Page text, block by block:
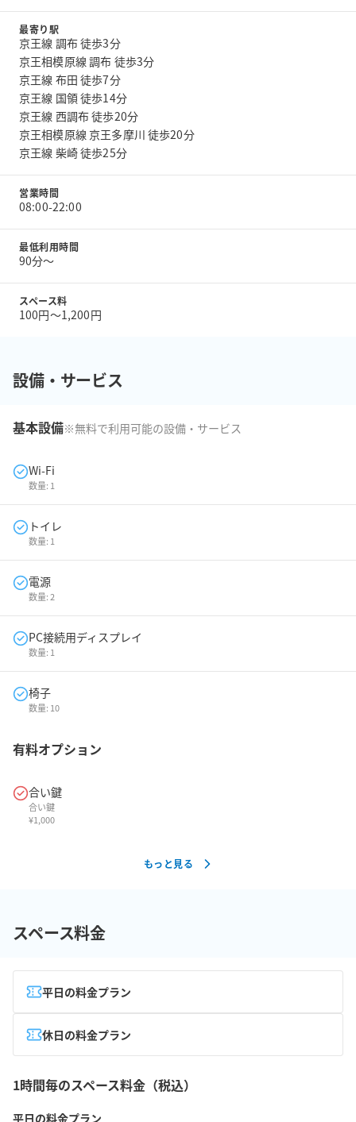
最寄り駅
京王線 調布 徒歩3分
京王相模原線 調布 徒歩3分
京王線 布田 徒歩7分
京王線 国領 徒歩14分
京王線 西調布 徒歩20分
京王相模原線 京王多摩川 徒歩20分
京王線 柴崎 徒歩25分
営業時間
08:00-22:00
最低利用時間
90分〜
スペース料
100円〜1,200円
設備・サービス
基本設備※無料で利用可能の設備・サービス
Wi-Fi
数量: 1
トイレ
数量: 1
電源
数量:2
PC接続用ディスプレイ
数量: 1
椅子
数量: 10
有料オプション
合い鍵
合い鍵
¥1,000
もっと見る
スペース料金
平日の料金プラン
休日の料金プラン
1時間毎のスペース料金（税込）
平日の料金プラン